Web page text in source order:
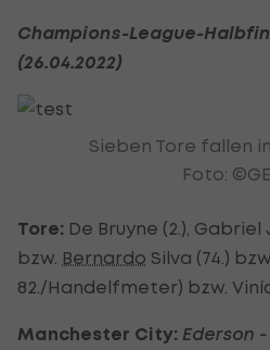
Champions-League-
(26.04.2022)
Sieben Tore fallen
Foto:
Tore: De Bruyne (2.), Gabriel
bzw. Bernardo Silva (74.)
82./Handelfmeter) bzw.
Manchester City: Ederson